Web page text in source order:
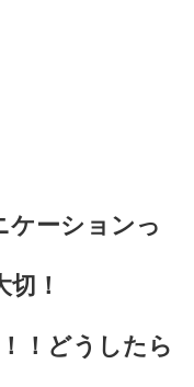
ーションっ
！
！どうしたら